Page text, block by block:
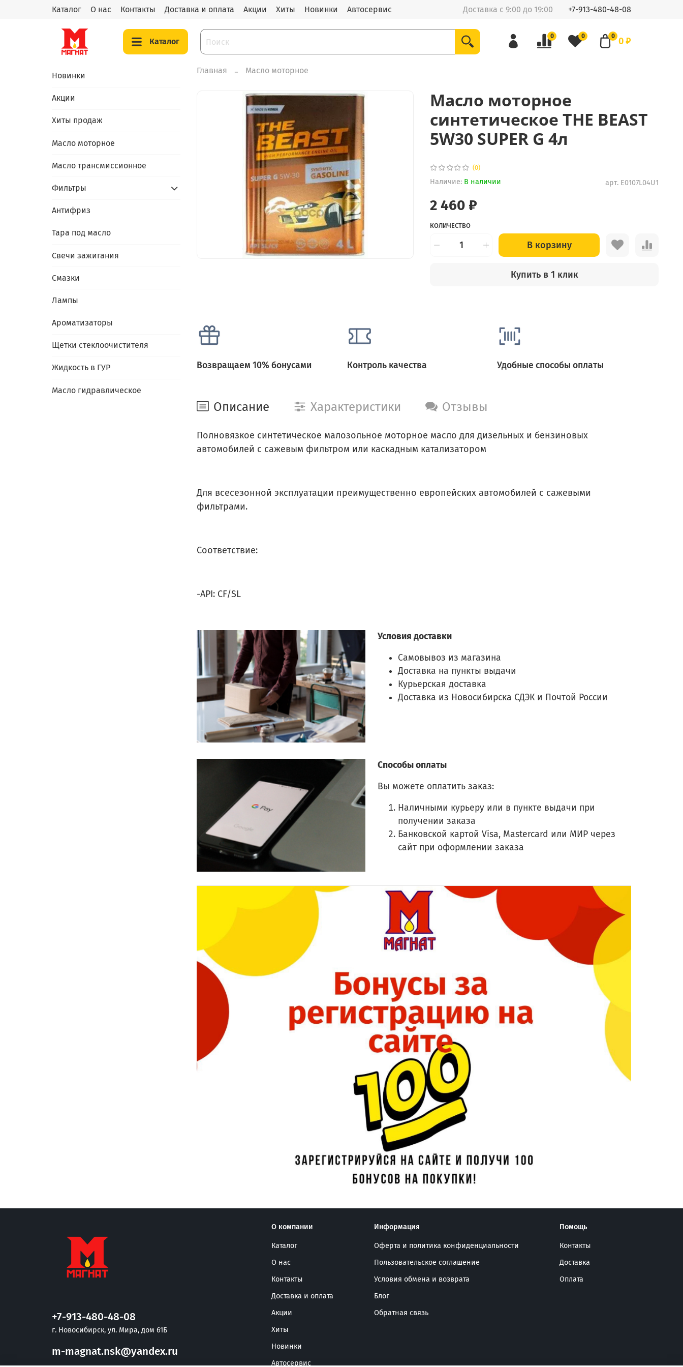
Каталог О нас Контакты Доставка и оплата Акции Хиты Новинки Автосервис Доставка с 9:00 до 19:00 +7-913-480-48-08
Каталог
0 0 0 0 ₽
Главная Масло моторное
(0)
арт. E0107L04U1
Наличие: В наличии
Масло моторное
синтетическое THE BEAST
5W30 SUPER G 4л
2 460 ₽
КОЛИЧЕСТВО
В корзину
Купить в 1 клик
Возвращаем 10% бонусами Контроль качества Удобные способы оплаты
Описание Характеристики Отзывы
Полновязкое синтетическое малозольное моторное масло для дизельных и бензиновых
автомобилей с сажевым фильтром или каскадным катализатором
Для всесезонной эксплуатации преимущественно европейских автомобилей с сажевыми
фильтрами.
Соответствие:
-API: CF/SL
Условия доставки
Самовывоз из магазина
Доставка на пункты выдачи
Курьерская доставка
Доставка из Новосибирска СДЭК и Почтой России
Способы оплаты
Вы можете оплатить заказ:
Наличными курьеру или в пункте выдачи при
получении заказа
Банковской картой Visa, Mastercard или МИР через
сайт при оформлении заказа
Новинки
Акции
Хиты продаж
Масло моторное
Масло трансмиссионное
Фильтры
Антифриз
Тара под масло
Свечи зажигания
Смазки
Лампы
Ароматизаторы
Щетки стеклоочистителя
Жидкость в ГУР
Масло гидравлическое
О компании
Каталог
О нас
Контакты
Доставка и оплата
Акции
Хиты
Новинки
Автосервис
Информация
Оферта и политика конфиденциальности
Пользовательское соглашение
Условия обмена и возврата
Блог
Обратная связь
Помощь
Контакты
Доставка
Оплата
+7-913-480-48-08
г. Новосибирск, ул. Мира, дом 61Б
m-magnat.nsk@yandex.ru